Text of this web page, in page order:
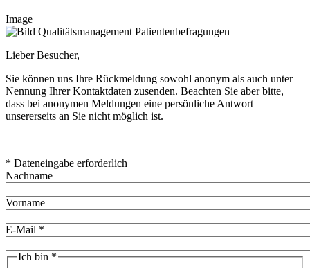
Image
Lieber Besucher,
Sie können uns Ihre Rückmeldung sowohl anonym als auch unter
Nennung Ihrer Kontaktdaten zusenden. Beachten Sie aber bitte,
dass bei anonymen Meldungen eine persönliche Antwort
unsererseits an Sie nicht möglich ist.
* Dateneingabe erforderlich
Nachname
Vorname
E-Mail *
Ich bin *